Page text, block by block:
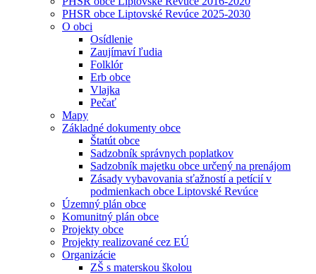
PHSR obce Liptovské Revúce 2025-2030
O obci
Osídlenie
Zaujímaví ľudia
Folklór
Erb obce
Vlajka
Pečať
Mapy
Základné dokumenty obce
Štatút obce
Sadzobník správnych poplatkov
Sadzobník majetku obce určený na prenájom
Zásady vybavovania sťažností a petícií v
podmienkach obce Liptovské Revúce
Územný plán obce
Komunitný plán obce
Projekty obce
Projekty realizované cez EÚ
Organizácie
ZŠ s materskou školou